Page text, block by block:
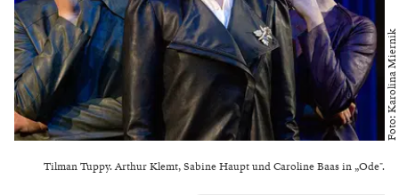
Tilman Tuppy. Arthur Klemt, Sabine Haupt und Caroline Baas in „Ode".
Foto: Karolina Miernik